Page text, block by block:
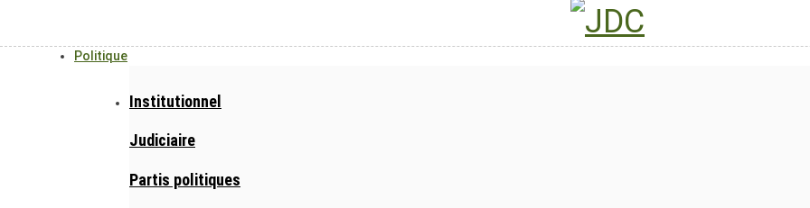
Politique
Institutionnel
Judiciaire
Partis politiques